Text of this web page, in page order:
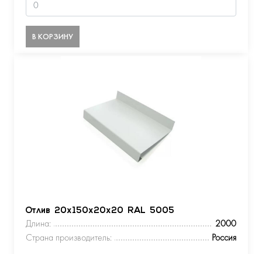
В КОРЗИНУ
Отлив 20х150х20х20 RAL 5005
Длина:
2000
Страна производитель:
Россия